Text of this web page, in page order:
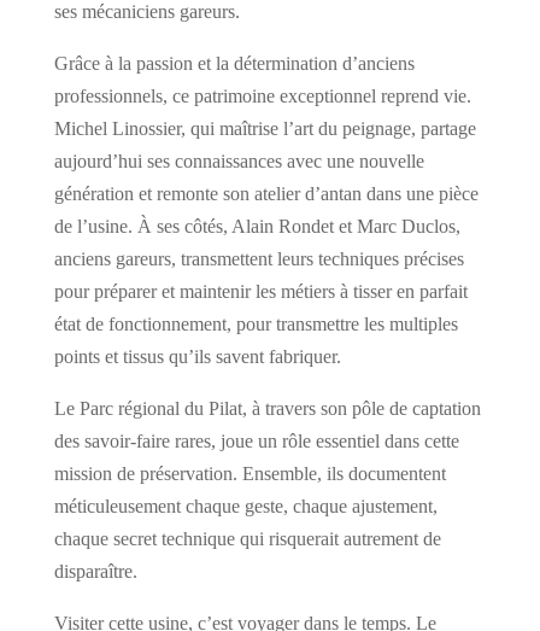
ses mécaniciens gareurs.
Grâce à la passion et la détermination d’anciens
professionnels, ce patrimoine exceptionnel reprend vie.
Michel Linossier, qui maîtrise l’art du peignage, partage
aujourd’hui ses connaissances avec une nouvelle
génération et remonte son atelier d’antan dans une pièce
de l’usine. À ses côtés, Alain Rondet et Marc Duclos,
anciens gareurs, transmettent leurs techniques précises
pour préparer et maintenir les métiers à tisser en parfait
état de fonctionnement, pour transmettre les multiples
points et tissus qu’ils savent fabriquer.
Le Parc régional du Pilat, à travers son pôle de captation
des savoir-faire rares, joue un rôle essentiel dans cette
mission de préservation. Ensemble, ils documentent
méticuleusement chaque geste, chaque ajustement,
chaque secret technique qui risquerait autrement de
disparaître.
Visiter cette usine, c’est voyager dans le temps. Le